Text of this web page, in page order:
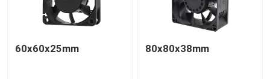
60x60x25mm 80x80x38mm